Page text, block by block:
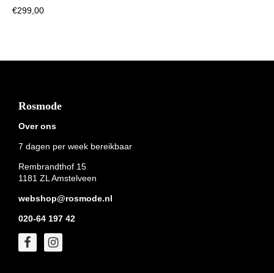
€299,00
Footer
Rosmode
Over ons
7 dagen per week bereikbaar
Rembrandthof 15
1181 ZL Amstelveen
webshop@rosmode.nl
020-64 197 42